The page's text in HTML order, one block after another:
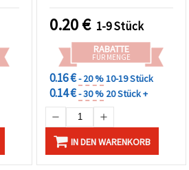
0.20€ 1-9 Stück
RABATTE
FÜR MENGE
0.16 €- 20 %10-19 Stück
0.14 €- 30 % 20 Stück +
IN DEN WARENKORB